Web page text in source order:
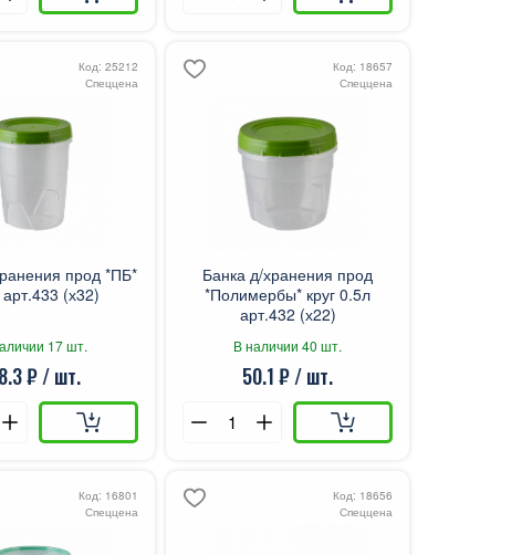
Код: 25212
Спеццена
прод *ПБ*
(х32)
17 шт.
₽ / шт.
Код: 18657
Спеццена
Банка д/хранения прод
*Полимербы* круг 0.5л
арт.432 (х22)
В наличии 40 шт.
50.1 ₽ / шт.
Код: 16801
Спеццена
Код: 18656
Спеццена